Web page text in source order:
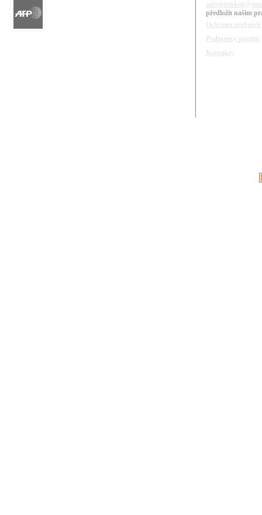
předložit našim